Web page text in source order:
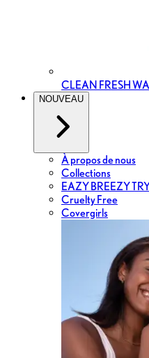
CLEAN FRESH
NOUVEAU
À propos de nous
Collections
EAZY BREEZY
Cruelty Free
Covergirls